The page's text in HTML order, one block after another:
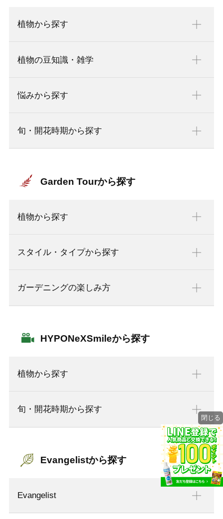
植物から探す
植物の豆知識・雑学
悩みから探す
旬・開花時期から探す
Garden Tourから探す
植物から探す
スタイル・タイプから探す
ガーデニングの楽しみ方
HYPONeXSmileから探す
植物から探す
旬・開花時期から探す
Evangelistから探す
Evangelist
閉じる